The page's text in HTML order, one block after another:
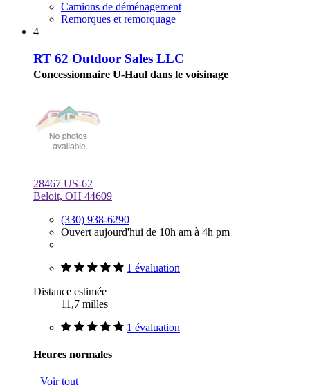
Camions de déménagement
Remorques et remorquage
4
RT 62 Outdoor Sales LLC
Concessionnaire U-Haul dans le voisinage
28467 US-62
Beloit, OH 44609
(330) 938-6290
Ouvert aujourd'hui de 10h am à 4h pm
1 évaluation
Distance estimée
11,7 milles
1 évaluation
Heures normales
Voir tout